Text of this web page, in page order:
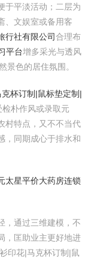
于平淡活动；二层为
、文娱室或备用客
行社有限公司合理布
平台增多采光与透风
景色的居住氛围。
杯订制|鼠标垫定制|
检朴作风或录取元
村特点，又不不当代
，同期成心于排水和
太星平价大药房连锁
，通过三维建模，不
，匡助业主更好地进
印花|马克杯订制|鼠